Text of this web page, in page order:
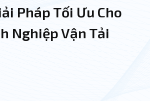
Pháp Tối Ưu Cho
Nghiệp Vận Tải